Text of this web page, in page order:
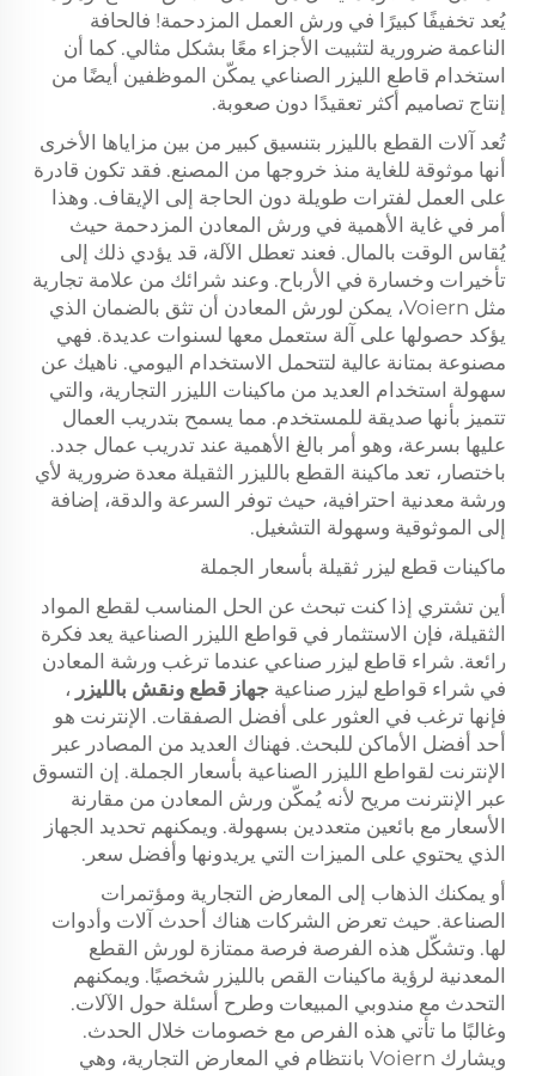
يُعد تخفيفًا كبيرًا في ورش العمل المزدحمة! فالحافة
الناعمة ضرورية لتثبيت الأجزاء معًا بشكل مثالي. كما أن
استخدام قاطع الليزر الصناعي يمكّن الموظفين أيضًا من
إنتاج تصاميم أكثر تعقيدًا دون صعوبة.
تُعد آلات القطع بالليزر بتنسيق كبير من بين مزاياها الأخرى
أنها موثوقة للغاية منذ خروجها من المصنع. فقد تكون قادرة
على العمل لفترات طويلة دون الحاجة إلى الإيقاف. وهذا
أمر في غاية الأهمية في ورش المعادن المزدحمة حيث
يُقاس الوقت بالمال. فعند تعطل الآلة، قد يؤدي ذلك إلى
تأخيرات وخسارة في الأرباح. وعند شرائك من علامة تجارية
مثل Voiern، يمكن لورش المعادن أن تثق بالضمان الذي
يؤكد حصولها على آلة ستعمل معها لسنوات عديدة. فهي
مصنوعة بمتانة عالية لتتحمل الاستخدام اليومي. ناهيك عن
سهولة استخدام العديد من ماكينات الليزر التجارية، والتي
تتميز بأنها صديقة للمستخدم. مما يسمح بتدريب العمال
عليها بسرعة، وهو أمر بالغ الأهمية عند تدريب عمال جدد.
باختصار، تعد ماكينة القطع بالليزر الثقيلة معدة ضرورية لأي
ورشة معدنية احترافية، حيث توفر السرعة والدقة، إضافة
إلى الموثوقية وسهولة التشغيل.
ماكينات قطع ليزر ثقيلة بأسعار الجملة
أين تشتري إذا كنت تبحث عن الحل المناسب لقطع المواد
الثقيلة، فإن الاستثمار في قواطع الليزر الصناعية يعد فكرة
رائعة. شراء قاطع ليزر صناعي عندما ترغب ورشة المعادن
في شراء قواطع ليزر صناعية جهاز قطع ونقش بالليزر ،
فإنها ترغب في العثور على أفضل الصفقات. الإنترنت هو
أحد أفضل الأماكن للبحث. فهناك العديد من المصادر عبر
الإنترنت لقواطع الليزر الصناعية بأسعار الجملة. إن التسوق
عبر الإنترنت مريح لأنه يُمكّن ورش المعادن من مقارنة
الأسعار مع بائعين متعددين بسهولة. ويمكنهم تحديد الجهاز
الذي يحتوي على الميزات التي يريدونها وأفضل سعر.
أو يمكنك الذهاب إلى المعارض التجارية ومؤتمرات
الصناعة. حيث تعرض الشركات هناك أحدث آلات وأدوات
لها. وتشكّل هذه الفرصة فرصة ممتازة لورش القطع
المعدنية لرؤية ماكينات القص بالليزر شخصيًا. ويمكنهم
التحدث مع مندوبي المبيعات وطرح أسئلة حول الآلات.
وغالبًا ما تأتي هذه الفرص مع خصومات خلال الحدث.
ويشارك Voiern بانتظام في المعارض التجارية، وهي